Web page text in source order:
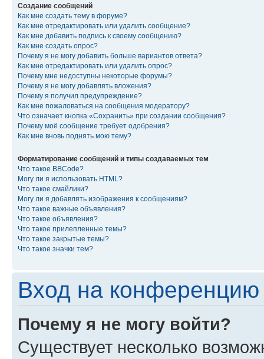
Создание сообщений
Как мне создать тему в форуме?
Как мне отредактировать или удалить сообщение?
Как мне добавить подпись к своему сообщению?
Как мне создать опрос?
Почему я не могу добавить больше вариантов ответа?
Как мне отредактировать или удалить опрос?
Почему мне недоступны некоторые форумы?
Почему я не могу добавлять вложения?
Почему я получил предупреждение?
Как мне пожаловаться на сообщения модератору?
Что означает кнопка «Сохранить» при создании сообщения?
Почему моё сообщение требует одобрения?
Как мне вновь поднять мою тему?
Форматирование сообщений и типы создаваемых тем
Что такое BBCode?
Могу ли я использовать HTML?
Что такое смайлики?
Могу ли я добавлять изображения к сообщениям?
Что такое важные объявления?
Что такое объявления?
Что такое прилепленные темы?
Что такое закрытые темы?
Что такое значки тем?
Вход на конференцию
Почему я не могу войти?
Существует несколько